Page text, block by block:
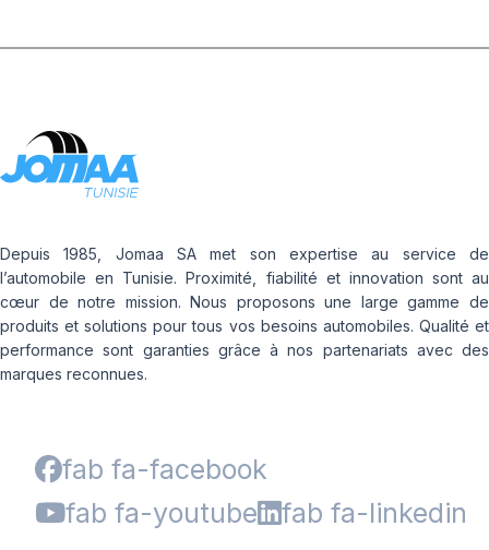
Depuis 1985, Jomaa SA met son expertise au service de
l’automobile en Tunisie. Proximité, fiabilité et innovation sont au
cœur de notre mission. Nous proposons une large gamme de
produits et solutions pour tous vos besoins automobiles. Qualité et
performance sont garanties grâce à nos partenariats avec des
marques reconnues.
fab fa-facebook
fab fa-youtube
fab fa-linkedin